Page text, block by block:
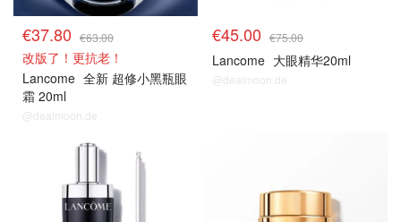
€37.80 €63.00
改版了！更抗老！
Lancome 全新 超修小黑瓶眼
霜 20ml
@dealmoon.de
€45.00 €75.00
Lancome 大眼精华20ml
@dealmoon.de